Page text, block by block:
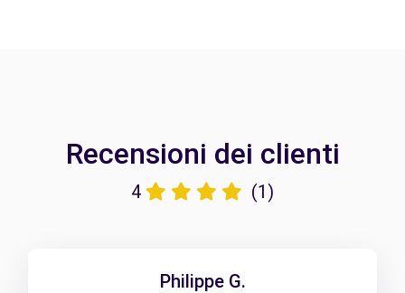
Recensioni dei clienti
4 (1)
Philippe G.